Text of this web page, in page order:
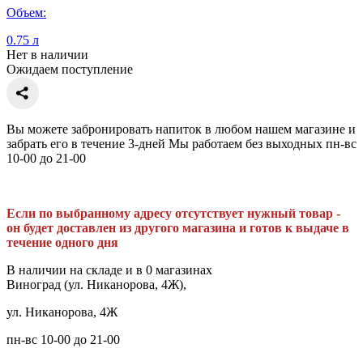
Объем:
0.75 л
Нет в наличии
Ожидаем поступление
Вы можете забронировать напиток в любом нашем магазине и
забрать его в течение 3-дней Мы работаем без выходных пн-вс
10-00 до 21-00
Если по выбранному адресу отсутствует нужный товар -
он будет доставлен из другого магазина и готов к выдаче в
течение одного дня
В наличии на складе и в 0 магазинах
Виноград (ул. Никанорова, 4Ж),
ул. Никанорова, 4Ж
пн-вс 10-00 до 21-00